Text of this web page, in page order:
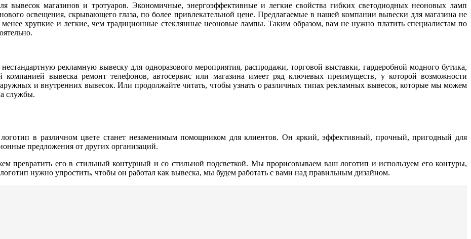
вывесок магазинов и тротуаров. Экономичные, энергоэффективные и легкие свойства гибких светодиодных неоновых ламп
освещения, скрывающего глаза, по более привлекательной цене. Предлагаемые в нашей компании вывески для магазина не
менее хрупкие и легкие, чем традиционные стеклянные неоновые лампы. Таким образом, вам не нужно платить специалистам по
рекламную вывеску для одноразового мероприятия, распродажи, торговой выставки, гардеробной модного бутика,
компанией вывеска ремонт телефонов, автосервис или магазина имеет ряд ключевых преимуществ, у которой возможности
и внутренних вывесок. Или продолжайте читать, чтобы узнать о различных типах рекламных вывесок, которые мы можем
службы.
в различном цвете станет незаменимым помощником для клиентов. Он яркий, эффективный, прочный, пригодный для
предложения от других организаций.
превратить его в стильный контурный и со стильной подсветкой. Мы прорисовываем ваш логотип и используем его контуры,
нужно упростить, чтобы он работал как вывеска, мы будем работать с вами над правильным дизайном.